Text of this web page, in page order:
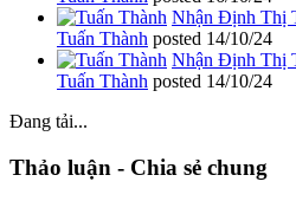
Nhận Định Thị
Tuấn Thành posted 14/10/24
Nhận Định Thị
Tuấn Thành posted 14/10/24
Đang tải...
Thảo luận - Chia sẻ chung